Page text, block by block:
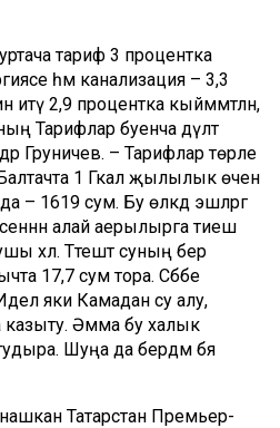
тариф 3 процентка
һәм канализация – 3,3
итү 2,9 процентка кыйммәтләнә,
Тарифлар буенча дәүләт
Груничев. – Тарифлар төрле
1 Гкал җылылык өчен
– 1619 сум. Бу өлкәдә эшләргә
алай аерылырга тиеш
хәл. Тәтештә суның бер
17,7 сум тора. Сәбәбе
яки Камадан су алу,
казыту. Әмма бу халык
Шуңа да бердәм бәя
Татарстан Премьер-